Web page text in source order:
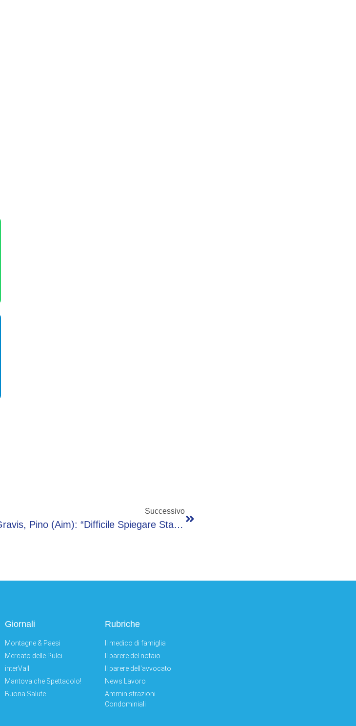
Successivo
Miastenia Gravis, Pino (Aim): “Difficile Spiegare Stanchezza Che Non Si Vede”
Giornali
Montagne & Paesi
Mercato delle Pulci
interValli
Mantova che Spettacolo!
Buona Salute
Rubriche
Il medico di famiglia
Il parere del notaio
Il parere dell'avvocato
News Lavoro
Amministrazioni
Condominiali